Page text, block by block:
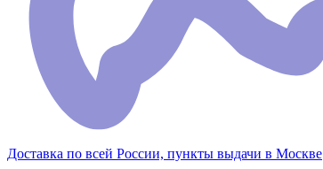
Доставка по всей России, пункты выдачи в Москве